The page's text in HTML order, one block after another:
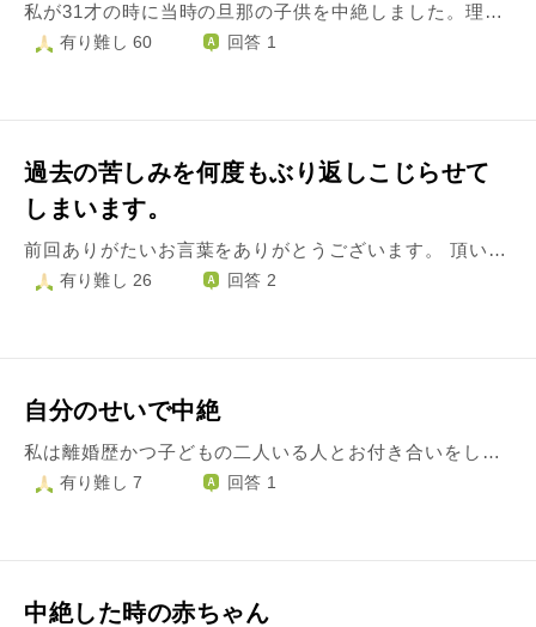
私が31才の時に当時の旦那の子供を中絶しました。理由は旦那に借金があり、子供より金の方が大事だと言われました。今考えれば、そんな事を言う男とはさっさと別れてしまえば良かったんでしょうが、そのまま結婚生活を続けたのです。結果 流産を繰り返し、数える事5回。中絶した子が怒っているんだと思いました。もう性別も分かる程大きくなってからの中絶でした（女の子）。そして2008年妊娠した事が分かったのですが、さすがに6回目ともなると、またダメになるかもしれないと思うと怖くて病院には行けませんでした。ところがお腹の中で動いていて、慌てて病院に行きました。（産婦人科の先生にすごく怒られました）ですが、高齢出産に入ってしまったせいなのか、妊娠中毒症になってしまい 予定より1ヶ月早く帝王切開で産むことになりました。無事産まれたと思っていたのですが、なかなかミルクを飲めず、何度も病院に行きましたが、9ヶ月放置され、病名が分かった頃には、1歳目前でした。言い方は悪いですが それも中絶した子のせいだと思ってしまいました。無事 手術は成功し、何事もなく、7年が過ぎ 更なる試練が…。またも同じ病院で放置され、1ヶ月後 意識を失い、検査の結果 絨毛癌という脳腫瘍でした。どうしてうちの娘ばっかりこんな辛い思いしなくちゃいけないの。なんかこの子悪い事しましたか？って言う気持ちで…それから亡くなるまでの1年8ヶ月、何度も死にかけ、助かりを繰り返してきました。麻痺もあり、目も見えなくなり、何もかも奪っていったのに、命まで奪われた、神も仏もいないんだって思いました。これも中絶した子の怒りなのかもしれないと、お金なんかの為に命を粗末に扱った私への罰なのかなと思い、もしそうなら、何の罪もなく 先月亡くなった娘に申し訳ない気持ちでいっぱいなんです。私が変わりに死ねば良かった。そう思う私の考え方が間違っている事は分かっています。でも子供を育ててくれる人はいます。子供の代わりは誰にも出来ないんです。時間が経てば徐々に薄れて行くといいますが、私は日に日に娘ロスになって行きます。中絶した子の怒りとかってあるのですか？連れて行ったりしちゃうのですか？
有り難し 60 回答 1
過去の苦しみを何度もぶり返しこじらせて
しまいます。
前回ありがたいお言葉をありがとうございます。 頂いたお言葉で、ずいぶん落ち着いていたのですが、またぶり返してしまいました。 こんな事をもう、何年も繰り返しています。 自分のした事で苦しんでおります。理由は様々ですが、 もっとも苦しいものは、中絶を二回繰り返したことです。 前回も書かせてもらったのですが、過去が許せず苦しんでいます。 殺人事件の報道。なんて酷い事だろうと思うと同時に、私も人殺し、言える立場でない。私だって二人も殺した殺人犯。そう思ってしまいます。 人の亡くなるニュースをみる度に、自分も人殺しであることが苦しいです。 過去にこの事を相談した人が数人います。瞬く間に、広まってしまい。 知っているはずのない人に、聞いたよ！と言われショックを受けました。 お腹を触られ笑顔で、楽しそうに、大丈夫？？？？！と突然言われたり。 何人にも直接、本当！？と聞かれました。 言われてしまう可能性を０だとは思っていませんでした。 どこかで、こんな罪人でも、私をいい、と言って欲しかった気持ちもあり。 誰にも言わないでと、相談をしました。 罪の重い話、他人からすれば、言いふらしたくなる面白い話なのでしょう。 二度、悩みや、愚痴など、人に言うまいと誓いました。誰も信じられません あの人は人殺し！と広められ。 外で知っている顔を見かけると、あの人も知っているかも！この人も知っているかも！ 人殺し！と思ってるに違いない死にたくなります。 自分が一番罪の重い事をした事、わかっています。そんな事したくせに呑気に生きててすごいね！と言われている気分です。実際何も悩んでいないように見えると思います。いつもニコニコしてる人と間違いなく思われていると思います。いろいろあって、こうするしかなくて、いつも笑っている人になってしまいました。 罪悪感苦しみで一杯なのに、周囲の目線がさらに辛く、出掛けるのも遠く以外怖いです。 思わぬ相手の表情や態度に、この人も知っている！と怖くなります。 気がどうにかなってしまいそうになるのです。 いくら苦しかったからと、殺人しました！と言ったのは私。 罪悪感でたまらないのに、さらに、あの人は人殺しと広まった。 どう生きたらよいかわかりません。 すみません。御返事を頂いても返信の仕方がどうしても、わからずです。
有り難し 26 回答 2
自分のせいで中絶
私は離婚歴かつ子どもの二人いる人とお付き合いをしています。それでもとても大好きでした。 「子どもができても大丈夫」「結婚しよう」という彼の言葉と、問題は多くても彼とならやっていけるという私の考えがありました。実際、彼の子どものことで言い合いう事も少しありました。 現実は難しいと思い出していた時です。私は子どもを授かりました。嬉しい反面、戸惑いや不安もあり産むか堕胎かでとても言い合いをしましたが、結果的に一緒に頑張っていこう となったのです。 しかし、些細なことが不安になり不安定になる気持ちの中で、産む事が本当に正しいのかどうしても迷いが生じてしまいます。彼にそれを話したところ、「何回もその話を聞いてどうしていいか考えてしまう」「やっぱりもう無理だ」と、中絶をするよう促されました。 私が不安にならなければ…あの時変なことを言わなければ、産んであげられた命です。自分のことをとても責めています。 産みたかった命を奪い、好きな人とも離れる、とても辛くて消えてしまいたいです。私はこの先、どう生きていけばいいのか、自分だけ生きていていいのかわかりません。いつかこんな私でも人生をやり直せるのでしょうか？
有り難し 7 回答 1
中絶した時の赤ちゃん